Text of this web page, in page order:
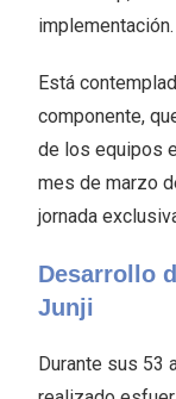
implementación.
Está
componente,
de los equipos
mes de marzo
jornada
Desarrollo
Junji
Durante sus 53